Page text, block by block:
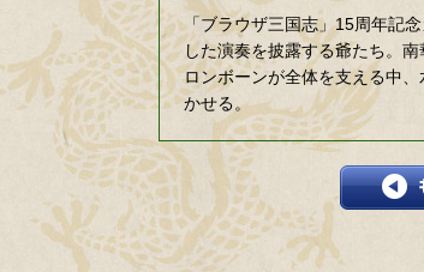
「ブラウザ三国志」15周年記
した演奏を披露する爺たち。
ロンボーンが全体を支える中
かせる。